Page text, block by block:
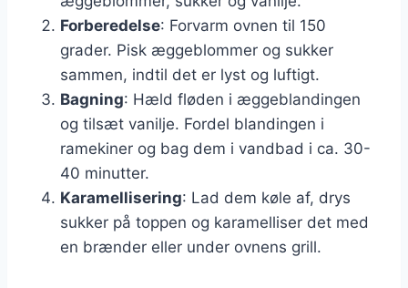
Forberedelse: Forvarm ovnen til 150
grader. Pisk æggeblommer og sukker
sammen, indtil det er lyst og luftigt.
Bagning: Hæld fløden i æggeblandingen
og tilsæt vanilje. Fordel blandingen i
ramekiner og bag dem i vandbad i ca. 30-
40 minutter.
Karamellisering: Lad dem køle af, drys
sukker på toppen og karamelliser det med
en brænder eller under ovnens grill.